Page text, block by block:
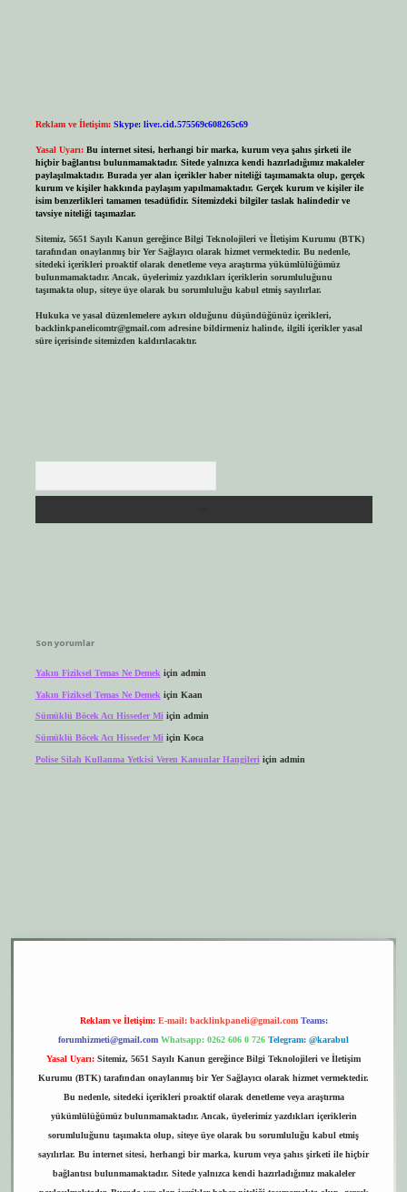
Reklam ve İletişim: Skype: live:.cid.575569c608265c69
Yasal Uyarı: Bu internet sitesi, herhangi bir marka, kurum veya şahıs şirketi ile
hiçbir bağlantısı bulunmamaktadır. Sitede yalnızca kendi hazırladığımız makaleler
paylaşılmaktadır. Burada yer alan içerikler haber niteliği taşımamakta olup, gerçek
kurum ve kişiler hakkında paylaşım yapılmamaktadır. Gerçek kurum ve kişiler ile
isim benzerlikleri tamamen tesadüfidir. Sitemizdeki bilgiler taslak halindedir ve
tavsiye niteliği taşımazlar.
Sitemiz, 5651 Sayılı Kanun gereğince Bilgi Teknolojileri ve İletişim Kurumu (BTK)
tarafından onaylanmış bir Yer Sağlayıcı olarak hizmet vermektedir. Bu nedenle,
sitedeki içerikleri proaktif olarak denetleme veya araştırma yükümlülüğümüz
bulunmamaktadır. Ancak, üyelerimiz yazdıkları içeriklerin sorumluluğunu
taşımakta olup, siteye üye olarak bu sorumluluğu kabul etmiş sayılırlar.
Hukuka ve yasal düzenlemelere aykırı olduğunu düşündüğünüz içerikleri,
backlinkpanelicomtr@gmail.comadresine bildirmeniz halinde, ilgili içerikler yasal
süre içerisinde sitemizden kaldırılacaktır.
Son yorumlar
Yakın Fiziksel Temas Ne Demek için admin
Yakın Fiziksel Temas Ne Demek için Kaan
Sümüklü Böcek Acı Hisseder Miiçin admin
Sümüklü Böcek Acı Hisseder Mi için Koca
Polise Silah Kullanma Yetkisi Veren Kanunlar Hangileri için admin
Reklam ve İletişim: E-mail: backlinkpaneli@gmail.com Teams:
forumhizmeti@gmail.com Whatsapp: 0262 606 0 726 Telegram: @karabul
Yasal Uyarı: Sitemiz, 5651 Sayılı Kanun gereğince Bilgi Teknolojileri ve İletişim
Kurumu (BTK) tarafından onaylanmış bir Yer Sağlayıcı olarak hizmet vermektedir.
Bu nedenle, sitedeki içerikleri proaktif olarak denetleme veya araştırma
yükümlülüğümüz bulunmamaktadır. Ancak, üyelerimiz yazdıkları içeriklerin
sorumluluğunu taşımakta olup, siteye üye olarak bu sorumluluğu kabul etmiş
sayılırlar. Bu internet sitesi, herhangi bir marka, kurum veya şahıs şirketi ile hiçbir
bağlantısı bulunmamaktadır. Sitede yalnızca kendi hazırladığımız makaleler